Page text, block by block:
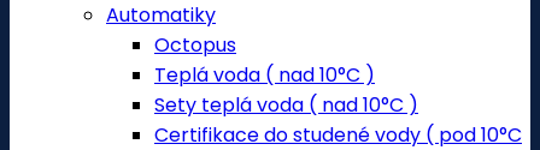
Automatiky
Octopus
Teplá voda ( nad 10°C )
Sety teplá voda ( nad 10°C )
Certifikace do studené vody ( pod 10°C